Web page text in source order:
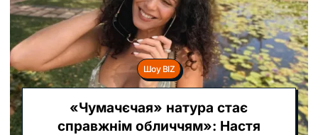
Шоу BIZ
«Чумачєчая» натура стає
справжнім обличчям»: Настя